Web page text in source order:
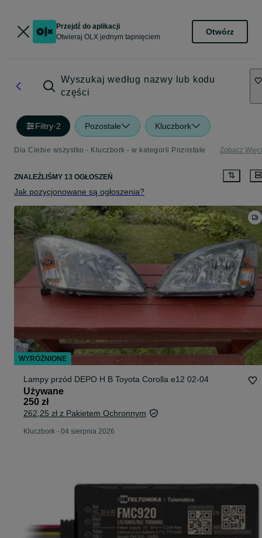
Przejdź do aplikacji
Otwieraj OLX jednym tapnięciem
Otwórz
Wyszukaj według nazwy lub kodu
części
Filtry·2 Pozostałe Kluczbork
Dla Ciebie wszystko - Kluczbork - w kategorii Pozostałe Zobacz
ZNALEŹLIŚMY 13 OGŁOSZEŃ
Jak pozycjonowane są ogłoszenia?
Lampy przód DEPO H B Toyota Corolla e12 02-04
Używane
250 zł
262,25 zł z Pakietem Ochronnym
Kluczbork - 04 sierpnia 2026
WYRÓŻNIONE